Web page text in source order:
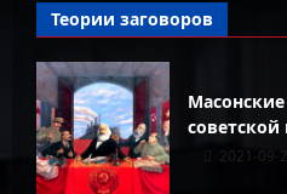
Теории заговоров
советской
2021-09-